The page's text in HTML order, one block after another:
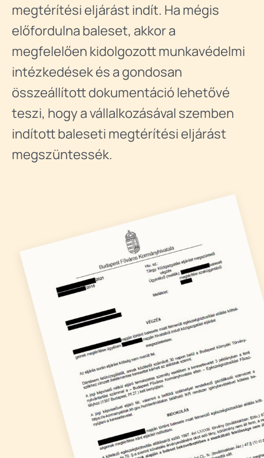
megtérítési eljárást indít. Ha mégis
előfordulna baleset, akkor a
megfelelően kidolgozott munkavédelmi
intézkedések és a gondosan
összeállított dokumentáció lehetővé
teszi, hogy a vállalkozásával szemben
indított baleseti megtérítési eljárást
megszüntessék.